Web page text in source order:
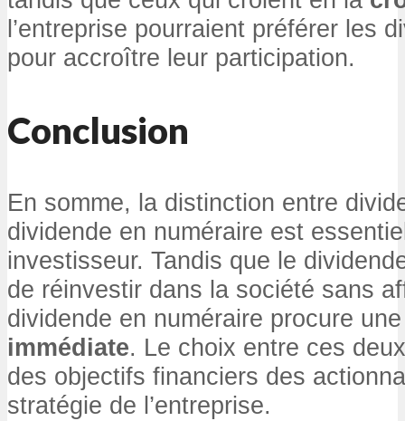
l’entreprise pourraient préférer les
pour accroître leur participation.
Conclusion
En somme, la distinction entre
dividende en numéraire est
investisseur. Tandis que le
de réinvestir dans la société sans
dividende en numéraire procure
immédiate. Le choix entre ces
des objectifs financiers des
stratégie de l’entreprise.